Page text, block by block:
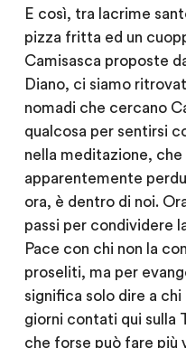
E così, tra lacrime
pizza fritta ed un
Camisasca proposte
Diano, ci siamo
nomadi che cercano
qualcosa per sentirsi
nella meditazione, che
apparentemente
ora, è dentro di noi.
passi per condividere
Pace con chi non la
proseliti, ma per
significa solo dire a
giorni contati qui sulla
che forse può fare più